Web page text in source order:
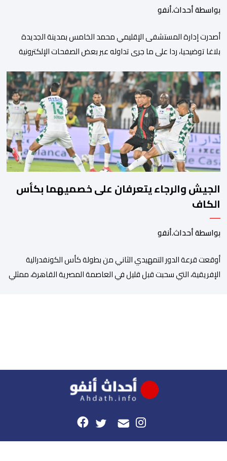
بواسطة أحداث.أنفو
أصدرت إدارة المستشفى الإقليمي محمد الخامس بمدينة الجديدة
بلاغا توضيحيا، ردا على ما جرى تداوله عبر بعض الصفحات الإلكترونية
مولودها أمام الباب الرئيسي للمستشفى بسبب رفض استقبالها أو
التكفل بها. وأكدت إدارة المستشفى أن السيدة المعنية حضرت إلى
مصلحة الولادة، حيث تم استقبالها وتسجيلها وإخضاعها […]
الجيش والرجاء يتعرفان على خصميهما بكأس
الكاف
بواسطة أحداث.أنفو
أوقعت قرعة الدور التمهيدي الثاني من بطولة كأس الكونفدرالية
الإفريقية، التي سحبت قبل قليل في العاصمة المصرية القاهرة، ممثلي